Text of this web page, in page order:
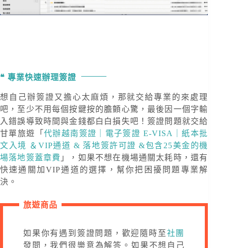
專業快速辦理簽證
想自己辦簽證又擔心太麻煩，那就交給專業的來處理
吧，至少不用每個按鍵按的膽顫心驚，最後因一個字輸
入錯誤導致時間與金錢都白白損失吧！簽證問題就交給
甘單旅遊「 代辦越南簽證｜電子簽證 E-VISA｜紙本批
文入境 ＆VIP通道 & 落地簽許可證 &包含25美金的機
場落地簽蓋章費 」，如果不想在機場通關太耗時，還有
快速通關加VIP通道的選擇，幫你把困擾問題專業解
決。
旅遊商品
如果你有遇到簽證問題，歡迎隨時至社團
發問，我們很樂意為解答。如果不想自己